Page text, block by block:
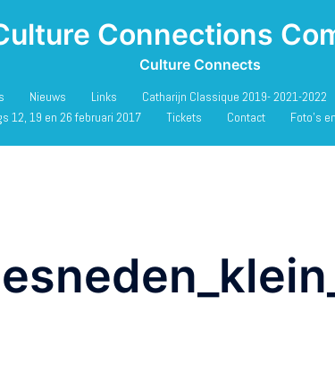
Connections
Culture Connects
Nieuws Links Catharijn Classique 2019- 2021-2022
12, 19 en 26 februari 2017 Tickets Contact Foto’s